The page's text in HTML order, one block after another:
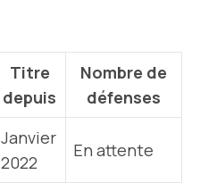
Titre
depuis
Nombre de
défenses
Janvier
2022
En attente